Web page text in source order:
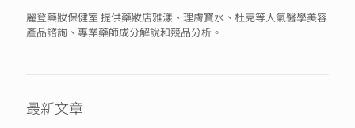
麗登藥妝保健室 提供藥妝店雅漾、理膚寶水、杜克等人氣醫學美容
產品諮詢、專業藥師成分解說和競品分析。
最新文章